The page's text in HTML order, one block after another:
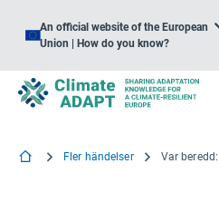
An official website of the European
Union | How do you know?
Fler händelser